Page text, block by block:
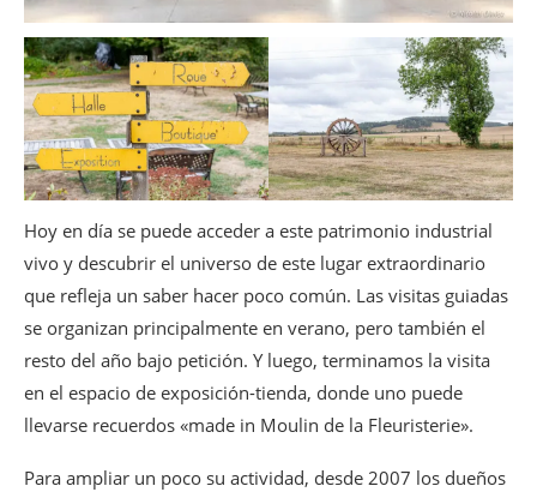
Hoy en día se puede acceder a este patrimonio industrial
vivo y descubrir el universo de este lugar extraordinario
que refleja un saber hacer poco común. Las visitas guiadas
se organizan principalmente en verano, pero también el
resto del año bajo petición. Y luego, terminamos la visita
en el espacio de exposición-tienda, donde uno puede
llevarse recuerdos «made in Moulin de la Fleuristerie».
Para ampliar un poco su actividad, desde 2007 los dueños